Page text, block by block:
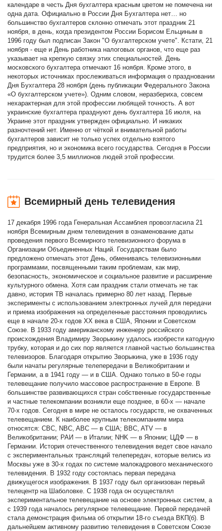
календаре в честь Дня бухгалтера красным цветом не помечена ни
одна дата. Официально в России Дня Бухгалтера нет… но
большинство бухгалтеров склонно отмечать этот праздник 21
ноября, в день, когда президентом России Борисом Ельциным в
1996 году был подписан Закон "О бухгалтерском учете". Кстати, 21
ноября - еще и День работника налоговых органов, что еще раз
указывает на крепкую связку этих специальностей. День
московского бухгалтера отмечают 16 ноября. Кроме этого, в
некоторых источниках прослеживаться информация о праздновании
Дня Бухгалтера 28 ноября (день публикации Федерального Закона
«О бухгалтерском учете»). Одним словом, неразбериха, совсем
нехарактерная для этой профессии любящей точность. А вот
украинские бухгалтера празднуют день бухгалтера 16 июля, на
Украине этот праздник утвержден официально. И никаких
разночтений нет. Именно от чёткой и внимательной работы
бухгалтеров зависит не только успех отдельно взятого
предприятия, но и экономика всего государства. Сегодня в России
трудится более 3,5 миллионов людей этой профессии.
Всемирный день телевидения
17 декабря 1996 года Генеральная Ассамблея провозгласила 21
ноября Всемирным днем телевидения в ознаменование даты
проведения первого Всемирного телевизионного форума в
Организации Объединенных Наций. Государствам было
предложено отмечать этот День, обмениваясь телевизионными
программами, посвященными таким проблемам, как мир,
безопасность, экономическое и социальное развитие и расширение
культурного обмена. Хотя сам праздник стали отмечать не так
давно, история ТВ началась примерно 80 лет назад. Первые
эксперименты с использованием электронных лучей для передачи
и приема изображения на определенные расстояния проводились
еще в начале 20-х годов ХХ века в США, Японии и Советском
Союзе. В 1933 году американскому инженеру российского
происхождения Владимиру Зворыкину удалось изобрести катодную
трубку, которая и до сих пор является главной частью большинства
телевизоров. Благодаря открытию Зворыкина, уже в 1936 году
были начаты регулярные телепередачи в Великобритании и
Германии, а в 1941 году — и в США. Однако только в 50-е годы
телевещание получило массовое распространение в Европе. В
большинстве развивающихся стран собственные государственные
и частные телекомпании возникли еще позднее, в 60-х — начале
70-х годов. Сегодня в мире не осталось государств, не охваченных
телевещанием. К наиболее крупным телекомпаниям мира
относятся: CBC, NBC, ABC — в США; BBC, ATV — в
Великобритании; РАИ — в Италии; NHK — в Японии; ЦДФ — в
Германии. История отечественного телевидения ведет свое начало
с экспериментальных трансляций телепередач, которые велись из
Москвы уже в 30-х годах по системе малокадрового механического
телевидения. В 1932 году состоялась первая передача
движущегося изображения. В 1937 году был организован первый
телецентр на Шаболовке. С 1938 года он осуществлял
экспериментальное телевещание на основе электронных систем, а
с 1939 года началось регулярное телевещание. Первой передачей
стала демонстрация фильма об открытии 18-го съезда ВКП(б). В
дальнейшем активному развитию телевидения в Советском Союзе